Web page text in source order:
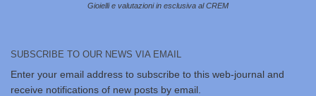
Gioielli e valutazioni in esclusiva al CREM
SUBSCRIBE TO OUR NEWS VIA EMAIL
Enter your email address to subscribe to this web-journal and
receive notifications of new posts by email.